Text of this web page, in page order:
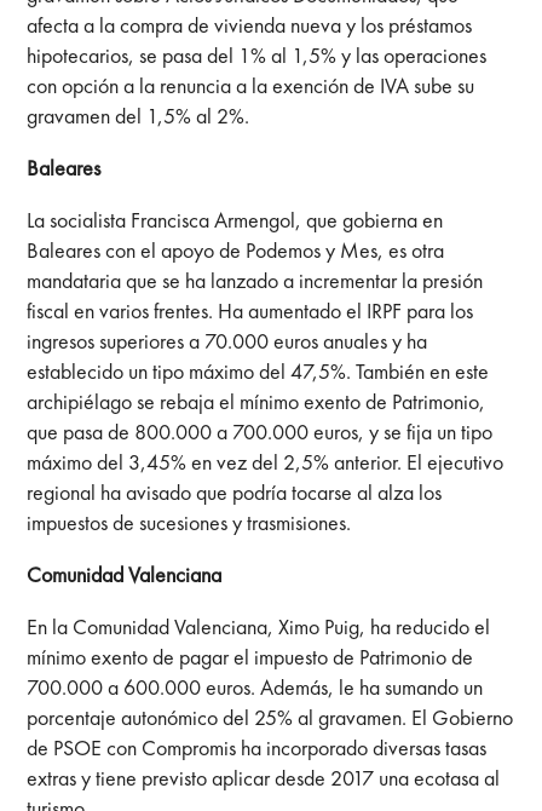
afecta a la compra de vivienda nueva y los préstamos
hipotecarios, se pasa del 1% al 1,5% y las operaciones
con opción a la renuncia a la exención de IVA sube su
gravamen del 1,5% al 2%.
Baleares
La socialista Francisca Armengol, que gobierna en
Baleares con el apoyo de Podemos y Mes, es otra
mandataria que se ha lanzado a incrementar la presión
fiscal en varios frentes. Ha aumentado el IRPF para los
ingresos superiores a 70.000 euros anuales y ha
establecido un tipo máximo del 47,5%. También en este
archipiélago se rebaja el mínimo exento de Patrimonio,
que pasa de 800.000 a 700.000 euros, y se fija un tipo
máximo del 3,45% en vez del 2,5% anterior. El ejecutivo
regional ha avisado que podría tocarse al alza los
impuestos de sucesiones y trasmisiones.
Comunidad Valenciana
En la Comunidad Valenciana, Ximo Puig, ha reducido el
mínimo exento de pagar el impuesto de Patrimonio de
700.000 a 600.000 euros. Además, le ha sumando un
porcentaje autonómico del 25% al gravamen. El Gobierno
de PSOE con Compromis ha incorporado diversas tasas
extras y tiene previsto aplicar desde 2017 una ecotasa al